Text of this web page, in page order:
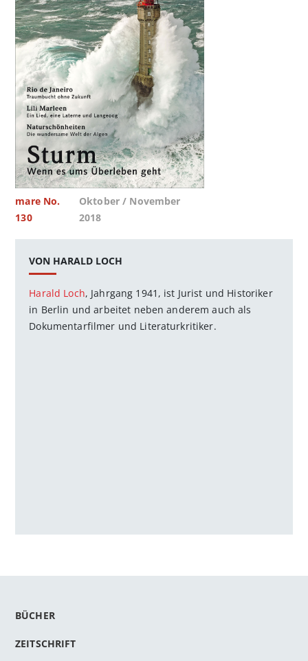
mare No.
130
Oktober / November
2018
VON HARALD LOCH
Harald Loch, Jahrgang 1941, ist Jurist und Historiker
in Berlin und arbeitet neben anderem auch als
Dokumentarfilmer und Literaturkritiker.
BÜCHER
ZEITSCHRIFT